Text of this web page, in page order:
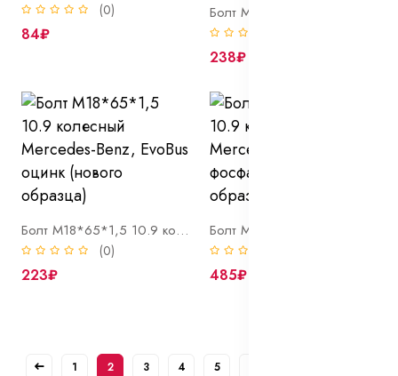
(0)
84₽
238₽
Болт М18*65*1,5 10.9 колесный Mercedes-Benz, EvoBus оцинк (нового образца)
(0)
223₽ 485₽
1 2 3 4 5